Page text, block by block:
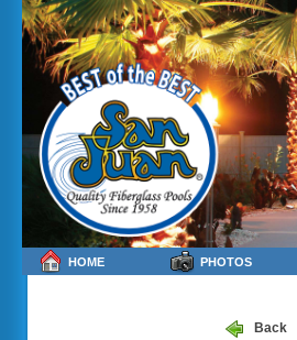
Back
HOME PHOTOS